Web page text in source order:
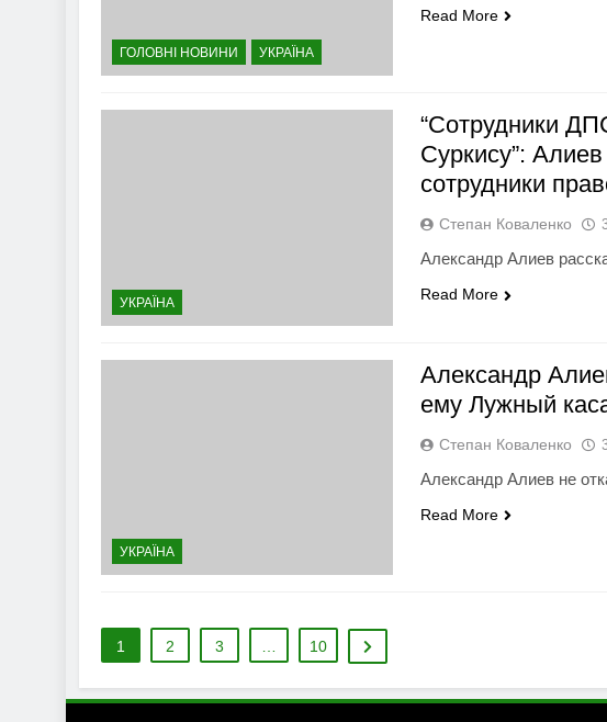
ГОЛОВНІ НОВИНИ УКРАЇНА
Read More
УКРАЇНА
“Сотрудники
Суркису”:
сотрудники
Степан Коваленко
Александр Алиев
Read More
УКРАЇНА
Александр
ему Лужный
Степан Коваленко
Александр Алиев не
Read More
1 2 3 … 10